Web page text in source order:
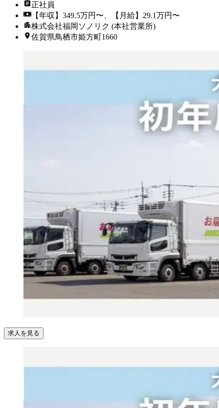
正社員
【年収】349.5万円〜、【月給】29.1万円〜
株式会社福岡ソノリク (本社営業所)
佐賀県鳥栖市姫方町1660
求人を見る